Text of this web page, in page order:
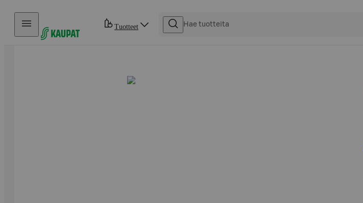
Hyppää sisältöön
Tuotteet